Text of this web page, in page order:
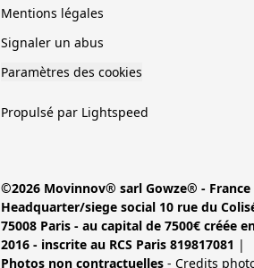
Mentions légales
Signaler un abus
Paramètres des cookies
Propulsé par Lightspeed
©2026 Movinnov® sarl Gowze® - France
Headquarter/siege social 10 rue du
75008 Paris - au capital de 7500€ créée
2016 - inscrite au RCS Paris 819817081 |
Photos non contractuelles - Credits